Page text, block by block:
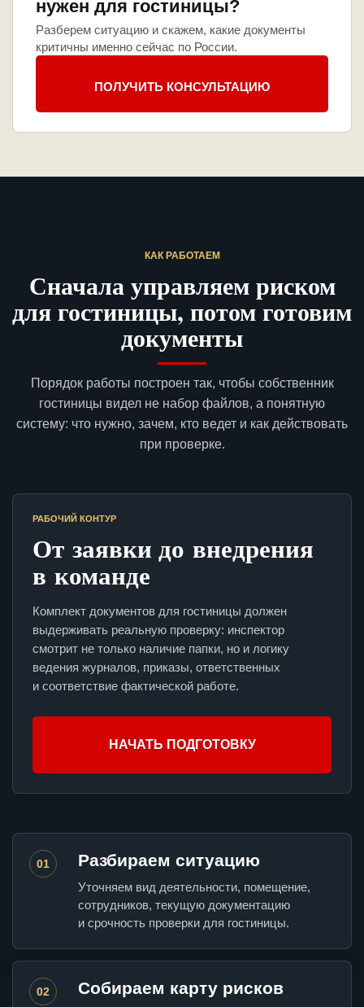
нужен для гостиницы?
Разберем ситуацию и скажем, какие документы
критичны именно сейчас по России.
ПОЛУЧИТЬ КОНСУЛЬТАЦИЮ
КАК РАБОТАЕМ
Сначала управляем риском
для гостиницы, потом готовим
документы
Порядок работы построен так, чтобы собственник
гостиницы видел не набор файлов, а понятную
систему: что нужно, зачем, кто ведет и как действовать
при проверке.
РАБОЧИЙ КОНТУР
От заявки до внедрения
в команде
Комплект документов для гостиницы должен
выдерживать реальную проверку: инспектор
смотрит не только наличие папки, но и логику
ведения журналов, приказы, ответственных
и соответствие фактической работе.
НАЧАТЬ ПОДГОТОВКУ
01 Разбираем ситуацию
Уточняем вид деятельности, помещение,
сотрудников, текущую документацию
и срочность проверки для гостиницы.
02 Собираем карту рисков